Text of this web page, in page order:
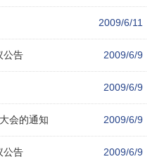
2009/6/11
公告 2009/6/9
2009/6/9
会的通知 2009/6/9
公告 2009/6/9